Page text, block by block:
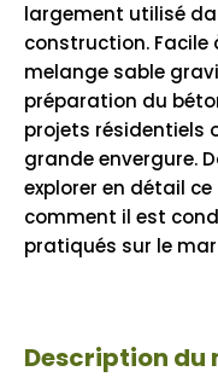
largement utilisé
construction. Facile
melange sable
préparation du
projets résidentiels
grande envergure.
explorer en détail
comment il est
pratiqués sur le
Description du